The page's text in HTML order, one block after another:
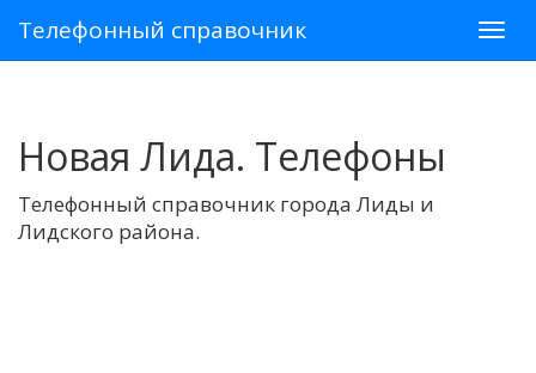
Телефонный справочник
Новая Лида. Телефоны
Телефонный справочник города Лиды и
Лидского района.